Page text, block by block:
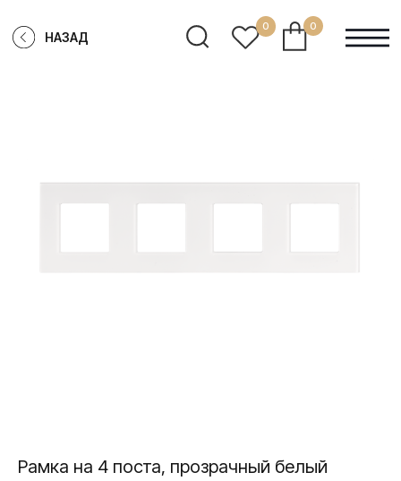
НАЗАД
Рамка на 4 поста, прозрачный белый